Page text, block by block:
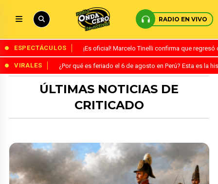
RADIO EN VIVO
ESPECTÁCULOS ¡Es oficial! Marcelo Tinelli confirma que
VIRALES ¿Por qué es feriado el 6 de agosto en Perú? Esta es la
ÚLTIMAS NOTICIAS DE
CRITICADO